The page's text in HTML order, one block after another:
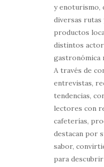
y enoturismo,
diversas rutas
productos
distintos
gastronómica
A través de
entrevistas,
tendencias,
lectores con
cafeterías,
destacan por
sabor,
para